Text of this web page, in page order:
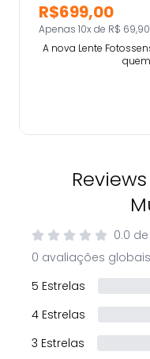
R$699,00
Apenas 10x de R$ 69,90
A nova Lente
0.0 de
0 avaliações globais
5 Estrelas
4 Estrelas
3 Estrelas